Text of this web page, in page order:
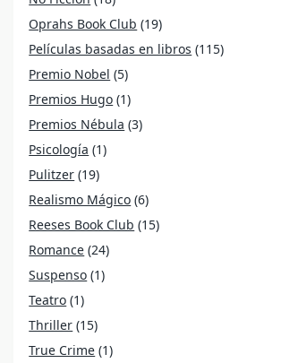
Oprahs Book Club (19)
Películas basadas en libros (115)
Premio Nobel (5)
Premios Hugo (1)
Premios Nébula (3)
Psicología (1)
Pulitzer (19)
Realismo Mágico (6)
Reeses Book Club (15)
Romance (24)
Suspenso (1)
Teatro (1)
Thriller (15)
True Crime (1)